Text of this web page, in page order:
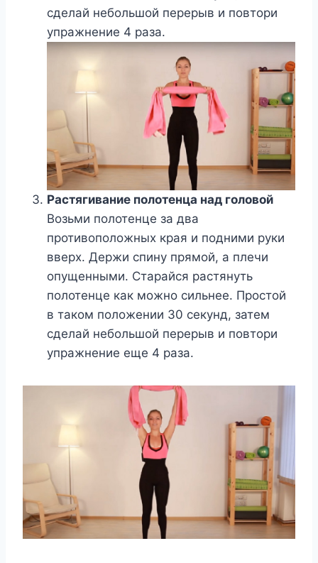
сделай небольшой перерыв и повтори
упражнение 4 раза.
Растягивание полотенца над головой
Возьми полотенце за два
противоположных края и подними руки
вверх. Держи спину прямой, а плечи
опущенными. Старайся растянуть
полотенце как можно сильнее. Простой
в таком положении 30 секунд, затем
сделай небольшой перерыв и повтори
упражнение еще 4 раза.